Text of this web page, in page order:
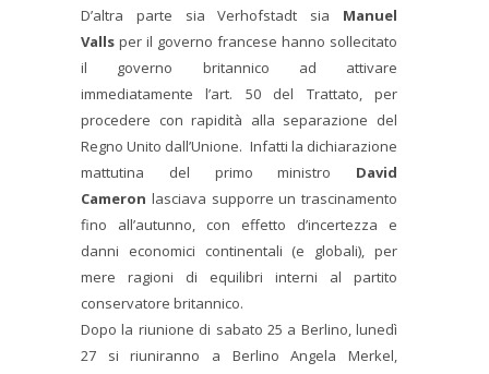
D’altra parte sia Verhofstadt sia Manuel
Valls per il governo francese hanno sollecitato
il governo britannico ad attivare
immediatamente l’art. 50 del Trattato, per
procedere con rapidità alla separazione del
Regno Unito dall’Unione. Infatti la dichiarazione
mattutina del primo ministro David
Cameron lasciava supporre un trascinamento
fino all’autunno, con effetto d’incertezza e
danni economici continentali (e globali), per
mere ragioni di equilibri interni al partito
conservatore britannico.
Dopo la riunione di sabato 25 a Berlino, lunedì
27 si riuniranno a Berlino Angela Merkel,